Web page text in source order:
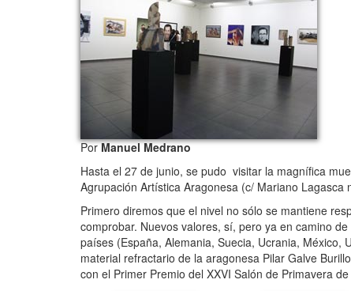
PorManuel Medrano
Hasta el 27 de junio, se pudo visitar la magnífica
Agrupación Artística Aragonesa (c/ Mariano
Primero diremos que el nivel no sólo se mantiene
comprobar. Nuevos valores, sí, pero ya en camino
países (España, Alemania, Suecia, Ucrania, México,
material refractario de la aragonesa Pilar Galve
con el Primer Premio del XXVI Salón de Primavera